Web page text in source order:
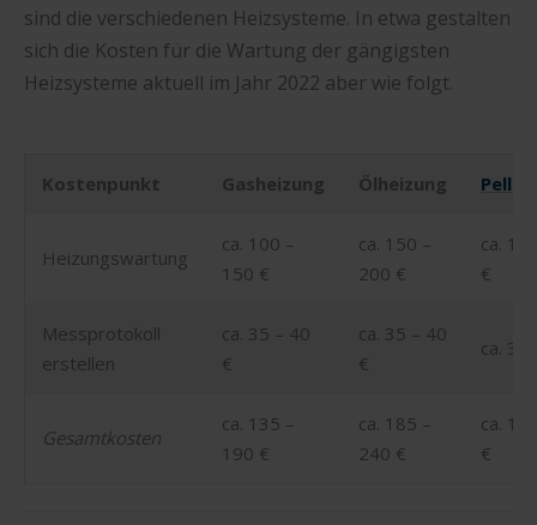
sind die verschiedenen Heizsysteme. In etwa gestalten
sich die Kosten für die Wartung der gängigsten
Heizsysteme aktuell im Jahr 2022 aber wie folgt.
Kostenpunkt Gasheizung Ölheizung
Heizungswartung
ca. 100 –
150 €
ca. 150 –
200 €
ca.
€
Messprotokoll
erstellen
ca. 35 – 40
€
ca. 35 – 40
€
ca. 35
Gesamtkosten
ca. 135 –
190 €
ca. 185 –
240 €
ca.
€